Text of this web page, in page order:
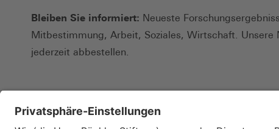
Bleiben Sie informiert: Neueste
Mitbestimmung, Arbeit, Soziales, Wirtschaft. Unsere
jederzeit abbestellen.